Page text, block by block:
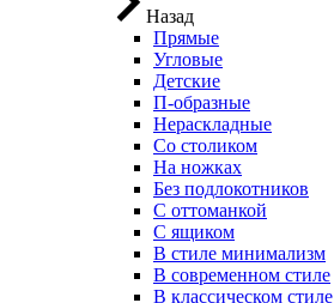
Назад
Прямые
Угловые
Детские
П-образные
Нераскладные
Со столиком
На ножках
Без подлокотников
С оттоманкой
С ящиком
В стиле минимализм
В современном стиле
В классическом стиле